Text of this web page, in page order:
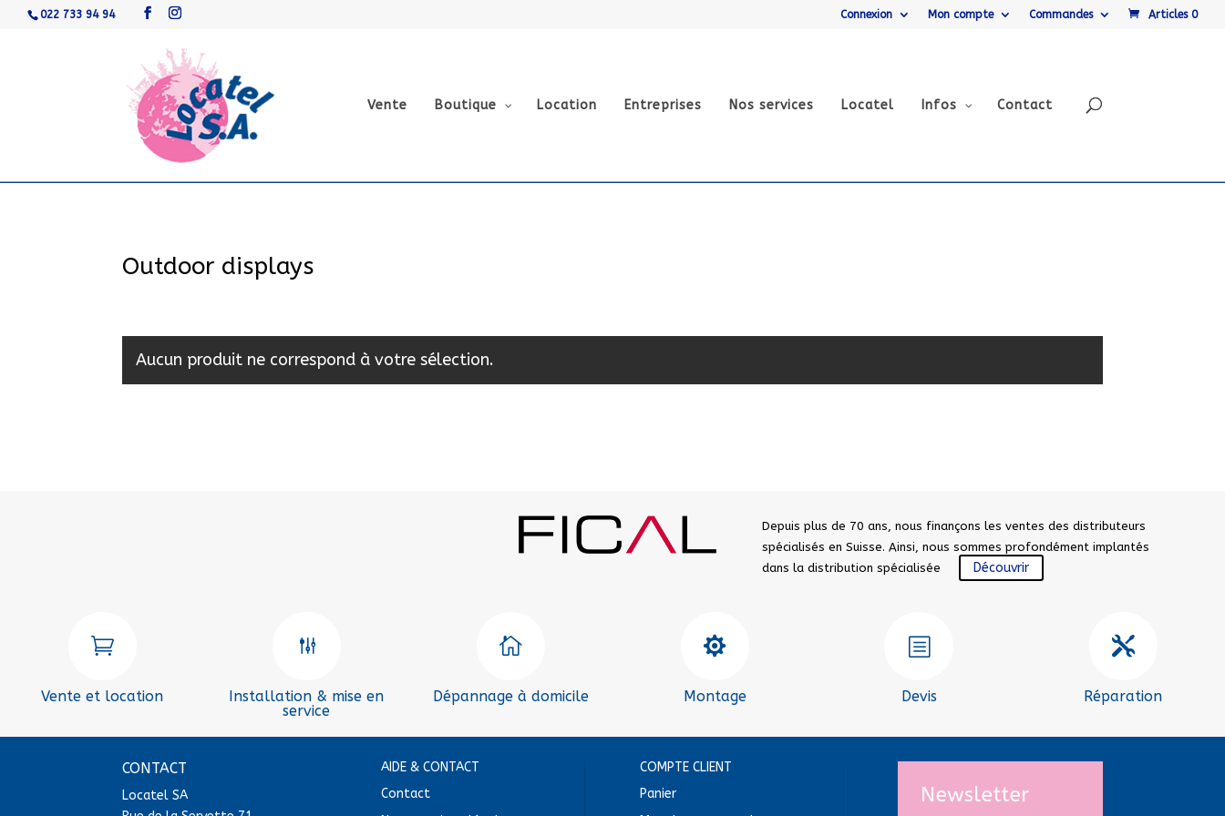
022 733 94 94 Connexion Mon compte Commandes Articles 0
Vente Boutique Location Entreprises Nos services Locatel Infos Contact
Outdoor displays
Aucun produit ne correspond à votre sélection.
Depuis plus de 70 ans, nous finançons les ventes des distributeurs
spécialisés en Suisse. Ainsi, nous sommes profondément implantés
dans la distribution spécialisée
Découvrir

Vente et location
g
Installation & mise en
service

Dépannage à domicile

Montage
b
Devis

Réparation
CONTACT
Locatel SA
AIDE & CONTACT
Contact
COMPTE CLIENT
Panier
Newsletter